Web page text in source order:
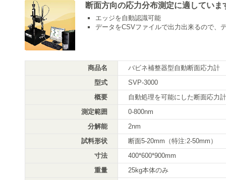
断面方向の応力分布測定に適していま
エッジを自動認識可能
データをCSVファイルで出力出来るので、
商品名
バビネ補整器型自動断面応力計
型式
SVP-3000
概要
自動処理を可能にした断面応力計
測定範囲
0-800nm
分解能
2nm
試料形状
断面5-20mm（特注:2-50mm）
寸法
400*600*900mm
重量
25kg本体のみ